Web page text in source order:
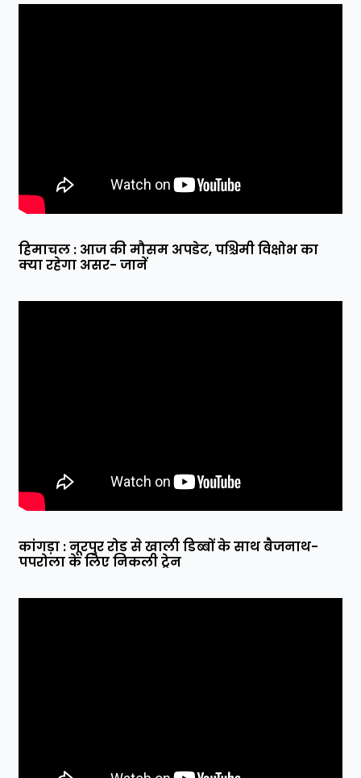
हिमाचल : आज की मौसम अपडेट, पश्चिमी विक्षोभ का
क्या रहेगा असर- जानें
कांगड़ा : नूरपुर रोड से खाली डिब्बों के साथ बैजनाथ-
पपरोला के लिए निकली ट्रेन